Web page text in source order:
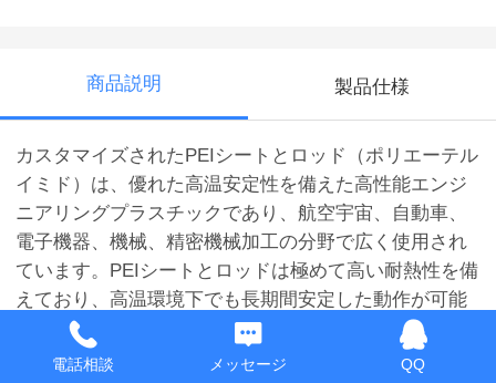
商品説明 製品仕様
カスタマイズされたPEIシートとロッド（ポリエーテル
イミド）は、優れた高温安定性を備えた高性能エンジ
ニアリングプラスチックであり、航空宇宙、自動車、
電子機器、機械、精密機械加工の分野で広く使用され
ています。PEIシートとロッドは極めて高い耐熱性を備
えており、高温環境下でも長期間安定した動作が可能
で、特に高温への長時間曝露を必要とする複雑な用途
に適しています。
電話相談 メッセージ QQ